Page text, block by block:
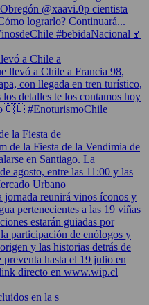
a Chile a
la Fiesta de
en la s